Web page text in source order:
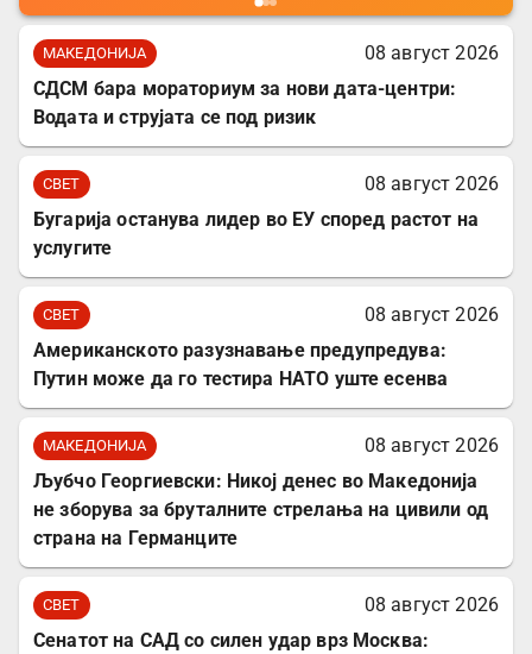
МАКЕДОНИЈА
08 август 2026
СДСМ бара мораториум за нови дата-центри:
Водата и струјата се под ризик
СВЕТ
08 август 2026
Бугарија останува лидер во ЕУ според растот на
услугите
СВЕТ
08 август 2026
Американското разузнавање предупредува:
Путин може да го тестира НАТО уште есенва
МАКЕДОНИЈА
08 август 2026
Љубчо Георгиевски: Никој денес во Македонија
не зборува за бруталните стрелања на цивили од
страна на Германците
СВЕТ
08 август 2026
Сенатот на САД со силен удар врз Москва: